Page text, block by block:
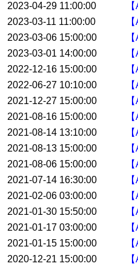
2023-04-29 11:00:00
2023-03-11 11:00:00
2023-03-06 15:00:00
2023-03-01 14:00:00
2022-12-16 15:00:00
2022-06-27 10:10:00
2021-12-27 15:00:00
2021-08-16 15:00:00
2021-08-14 13:10:00
2021-08-13 15:00:00
2021-08-06 15:00:00
2021-07-14 16:30:00
2021-02-06 03:00:00
2021-01-30 15:50:00
2021-01-17 03:00:00
2021-01-15 15:00:00
2020-12-21 15:00:00